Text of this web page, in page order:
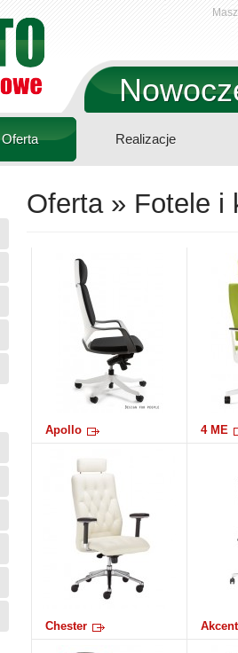
Oferta Realizacje
Oferta » Fotele i
Apollo 4 ME
Chester Akcent